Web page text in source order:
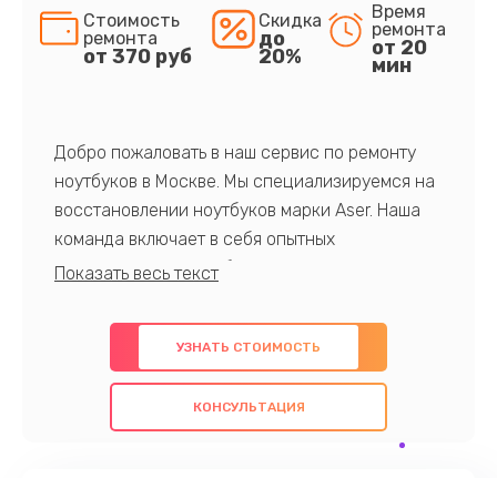
Стоимость
ремонта
от 370 руб
Скидка
до
20%
Время
ремонта
от 20
мин
Добро пожаловать в наш сервис по ремонту
ноутбуков в Москве. Мы специализируемся на
восстановлении ноутбуков марки Aser. Наша
команда включает в себя опытных
профессионалов с обширными знаниями и
предлагаем быстрый и качественный ремонт с
использованием оригинальных компонентов, а
также гарантируем качество всех
проведенных работ. Наша цель - предоставить
УЗНАТЬ СТОИМОСТЬ
КОНСУЛЬТАЦИЯ